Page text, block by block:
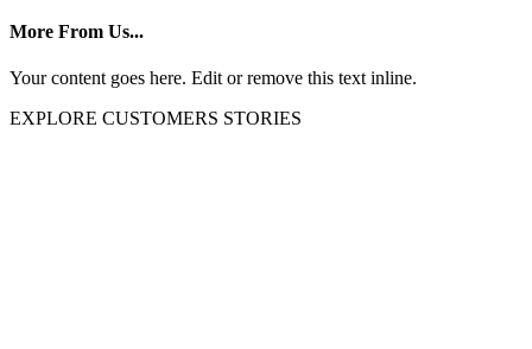
More From Us...
Your content goes here. Edit or remove this text inline.
EXPLORE CUSTOMERS STORIES